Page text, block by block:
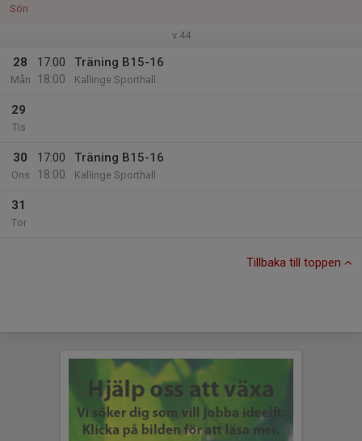
Sön
v.44
28
Mån
17:00
18:00
Träning B15-16
Kallinge Sporthall
29
Tis
30
Ons
17:00
18:00
Träning B15-16
Kallinge Sporthall
31
Tor
Tillbaka till toppen